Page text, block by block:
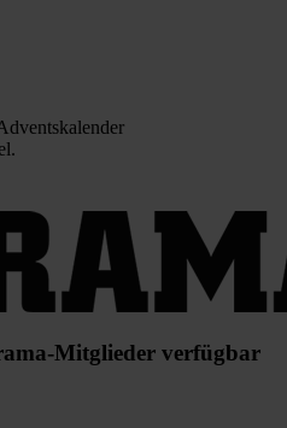
Mitglieder verfügbar